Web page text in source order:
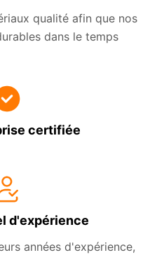
qualité afin que nos
dans le temps
certifiée
d'expérience
années d'expérience,